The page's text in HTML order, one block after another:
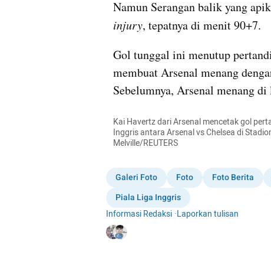
injury, tepatnya di menit 90+7.
Gol tunggal ini menutup
membuat Arsenal menang
Sebelumnya, Arsenal menang
Kai Havertz dari Arsenal mencetak gol
Inggris antara Arsenal vs Chelsea di
Melville/REUTERS
Galeri Foto Foto Foto Berita
Piala Liga Inggris
Informasi Redaksi ·Laporkan tulisan